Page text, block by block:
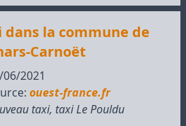
la commune de
Carnoët
2021
ouest-france.fr
taxi, taxi Le Pouldu